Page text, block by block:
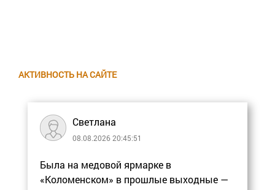
АКТИВНОСТЬ НА САЙТЕ
Светлана
08.08.2026 20:45:51
Была на медовой ярмарке в
«Коломенском» в прошлые выходные —